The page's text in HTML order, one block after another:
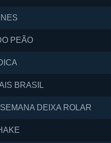
PEÃO
BRASIL
DEIXA ROLAR